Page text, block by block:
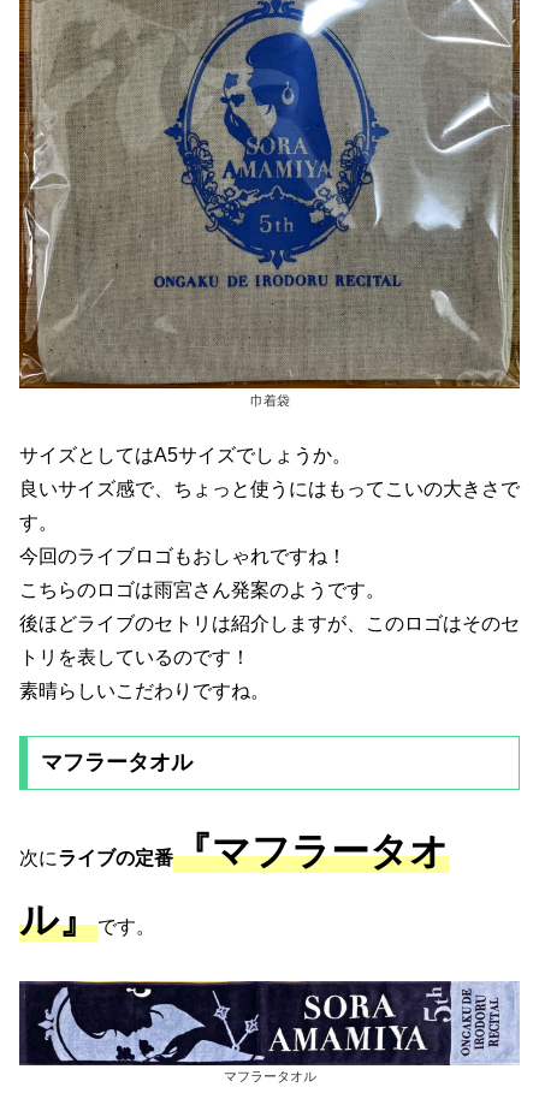
巾着袋
サイズとしてはA5サイズでしょうか。
良いサイズ感で、ちょっと使うにはもってこいの大きさで
す。
今回のライブロゴもおしゃれですね！
こちらのロゴは雨宮さん発案のようです。
後ほどライブのセトリは紹介しますが、このロゴはそのセ
トリを表しているのです！
素晴らしいこだわりですね。
マフラータオル
次にライブの定番『マフラータオ
ル』です。
マフラータオル